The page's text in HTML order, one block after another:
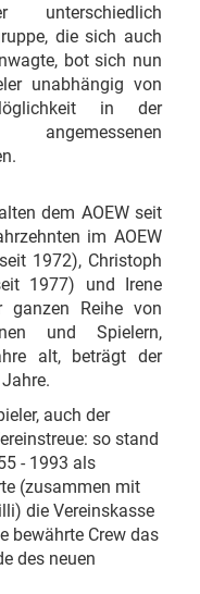
unterschiedlich
die sich auch
bot sich nun
unabhängig von
in der
dem AOEW seit
im AOEW
1972), Christoph
1977) und Irene
ganzen Reihe von
und Spielern,
alt, beträgt der
auch der
so stand
- 1993 als
(zusammen mit
die Vereinskasse
bewährte Crew das
des neuen